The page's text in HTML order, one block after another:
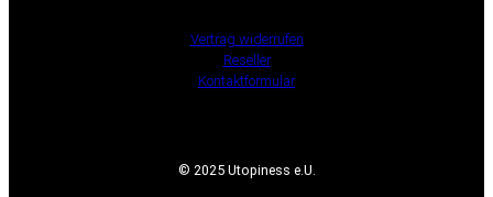
Vertrag widerrufen
Reseller
Kontaktformular
© 2025 Utopiness e.U.